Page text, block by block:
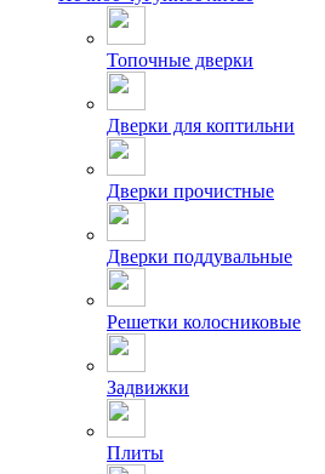
Топочные дверки
Дверки для коптильни
Дверки прочистные
Дверки поддувальные
Решетки колосниковые
Задвижки
Плиты